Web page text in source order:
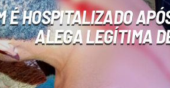
É HOSPITALIZADO
ALEGA LEGÍTIMA